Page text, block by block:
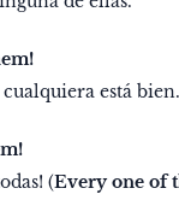
está bien.
(Every one of